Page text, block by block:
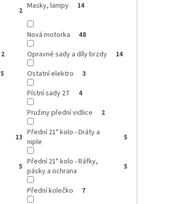
2 Masky, lampy 14
Nová motorka 48
2 Opravné sady a díly brzdy 14
5 Ostatní elektro 3
Pístní sady 2T 4
Pružiny přední vidlice 2
13 Přední 21" kolo - Dráty a
niple
5
5 Přední 21" kolo - Ráfky,
pásky a ochrana
5
Přední kolečko 7